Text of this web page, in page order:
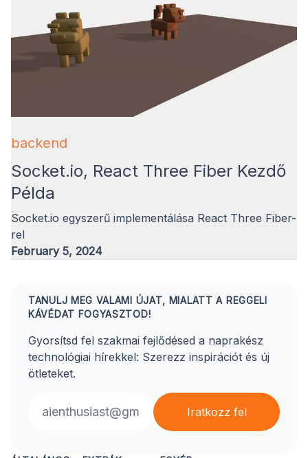
backend
Socket.io, React Three Fiber Kezdő
Példa
Socket.io egyszerű implementálása React Three Fiber-
rel
February 5, 2024
TANULJ MEG VALAMI ÚJAT, MIALATT A REGGELI
KÁVÉDAT FOGYASZTOD!
Gyorsítsd fel szakmai fejlődésed a naprakész
technológiai hírekkel: Szerezz inspirációt és új
ötleteket.
Iratkozz fel